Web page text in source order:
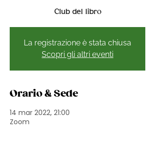
Club del libro
La registrazione è stata chiusa
Scopri gli altri eventi
Orario & Sede
14 mar 2022, 21:00
Zoom